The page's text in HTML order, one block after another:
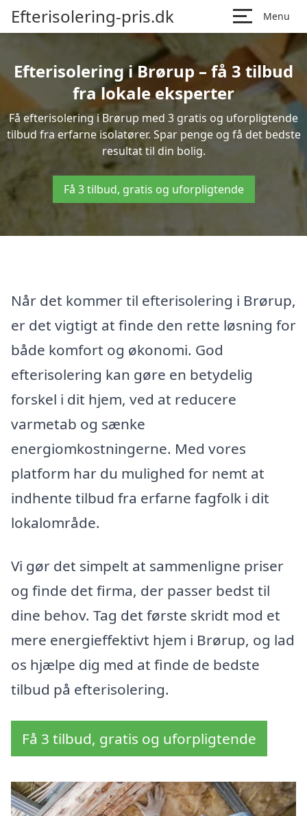
Efterisolering-pris.dk Menu
Efterisolering i Brørup – få 3 tilbud
fra lokale eksperter
Få efterisolering i Brørup med 3 gratis og uforpligtende
tilbud fra erfarne isolatører. Spar penge og få det bedste
resultat til din bolig.
Få 3 tilbud, gratis og uforpligtende
Når det kommer til efterisolering i Brørup,
er det vigtigt at finde den rette løsning for
både komfort og økonomi. God
efterisolering kan gøre en betydelig
forskel i dit hjem, ved at reducere
varmetab og sænke
energiomkostningerne. Med vores
platform har du mulighed for nemt at
indhente tilbud fra erfarne fagfolk i dit
lokalområde.
Vi gør det simpelt at sammenligne priser
og finde det firma, der passer bedst til
dine behov. Tag det første skridt mod et
mere energieffektivt hjem i Brørup, og lad
os hjælpe dig med at finde de bedste
tilbud på efterisolering.
Få 3 tilbud, gratis og uforpligtende